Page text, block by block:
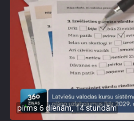
pirms 6 dienām, 14 stundām